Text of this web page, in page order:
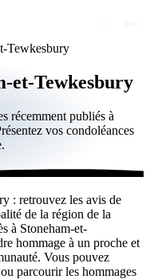
Tewkesbury
et-Tewkesbury
récemment publiés à
vos condoléances
: retrouvez les avis de
de la région de la
à Stoneham-et-
hommage à un proche et
Vous pouvez
ou parcourir les hommages